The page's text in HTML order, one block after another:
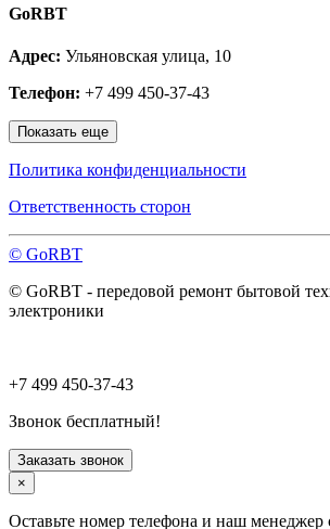
Москва и МО
Наро-Фоминск
Ногинск
Одинцово
Ожерелье
Орехово-Зуево
Пересвет
Подольск
Протвино
Пущино
Раменское
Руза
Сергиев Посад
Серпухов
Солнечногорск
Старая Купавна
Ступино
GoRBT
Адрес: Ульяновская улица, 10
Телефон: +7 499 450-37-43
Показать еще
Политика конфиденциальности
Ответственность сторон
© GoRBT
© GoRBT - передовой ремонт бытовой
электроники
+7 499 450-37-43
Звонок бесплатный!
Заказать звонок
×
Оставьте номер телефона и наш менеджер